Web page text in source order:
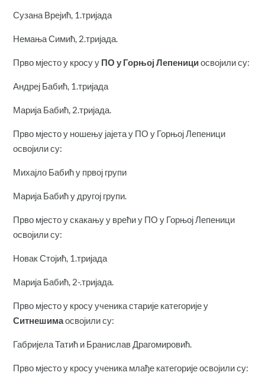
Сузана Врејић, 1.тријада
Немања Симић, 2.тријада.
Прво мјесто у кросу у ПО у Горњој Лепенициосвојили су:
Андреј Бабић, 1.тријада
Марија Бабић, 2.тријада.
Прво мјесто у ношењу јајета у ПО у Горњој Лепеници
освојили су:
Михајло Бабић у првој групи
Марија Бабић у другој групи.
Прво мјесто у скакању у врећи у ПО у Горњој Лепеници
освојили су:
Новак Стојић, 1.тријада
Марија Бабић, 2-.тријада.
Прво мјесто у кросу ученика старије категорије у
Ситнешимаосвојили су:
Габријела Татић и Бранислав Драгомировић.
Прво мјесто у кросу ученика млађе категорије освојили су: